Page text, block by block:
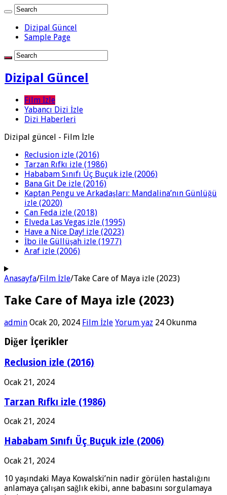
Dizipal Güncel
Sample Page
Dizipal Güncel
Film İzle
Yabancı Dizi İzle
Dizi Haberleri
Dizipal güncel - Film İzle
Reclusion izle (2016)
Tarzan Rıfkı izle (1986)
Hababam Sınıfı Üç Buçuk izle (2006)
Bana Git De izle (2016)
Kaptan Pengu ve Arkadaşları: Mandalina’nın Günlüğü
izle (2020)
Can Feda izle (2018)
Elveda Las Vegas izle (1995)
Have a Nice Day! izle (2023)
İbo ile Güllüşah izle (1977)
Araf izle (2006)
Anasayfa/Film İzle/Take Care of Maya izle (2023)
Take Care of Maya izle (2023)
admin Ocak 20, 2024 Film İzle Yorum yaz 24 Okunma
Diğer İçerikler
Reclusion izle (2016)
Ocak 21, 2024
Tarzan Rıfkı izle (1986)
Ocak 21, 2024
Hababam Sınıfı Üç Buçuk izle (2006)
Ocak 21, 2024
10 yaşındaki Maya Kowalski’nin nadir görülen hastalığını
anlamaya çalışan sağlık ekibi, anne babasını sorgulamaya